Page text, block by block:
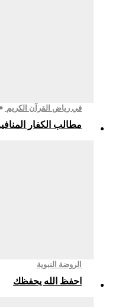
في رياض القرآن الكريم
مطالب الكفار المنافية
الروضة النبوية
احفظ الله يحفظك